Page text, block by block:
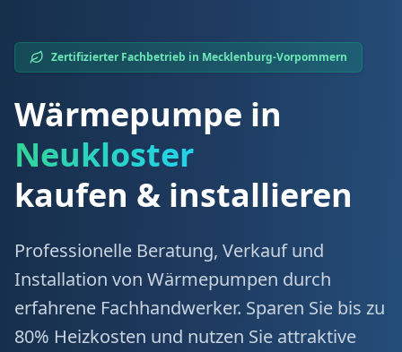
Zertifizierter Fachbetrieb in Mecklenburg-Vorpommern
Wärmepumpe in
Neukloster
kaufen & installieren
Professionelle Beratung, Verkauf und
Installation von Wärmepumpen durch
erfahrene Fachhandwerker. Sparen Sie bis zu
80% Heizkosten und nutzen Sie attraktive